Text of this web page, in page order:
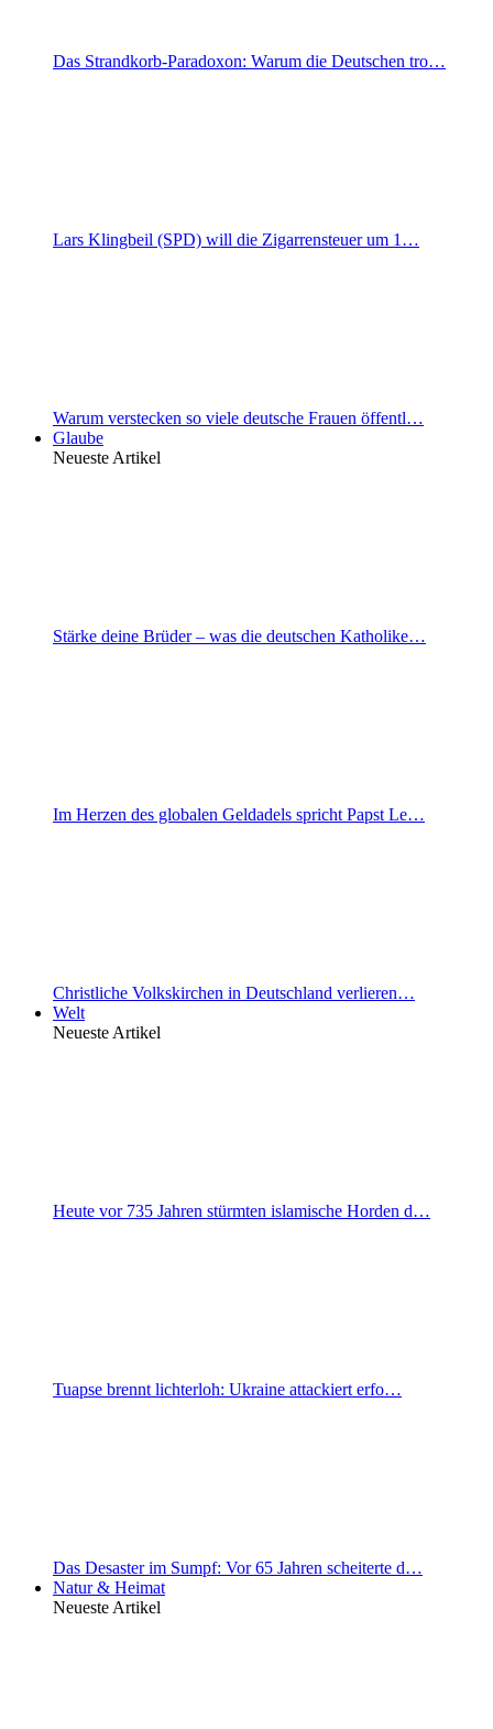
Das Strandkorb-Paradoxon: Warum die Deutschen tro…
Lars Klingbeil (SPD) will die Zigarrensteuer um 1…
Warum verstecken so viele deutsche Frauen öffentl…
Glaube
Neueste Artikel
Stärke deine Brüder – was die deutschen Katholike…
Im Herzen des globalen Geldadels spricht Papst Le…
Christliche Volkskirchen in Deutschland verlieren…
Welt
Neueste Artikel
Heute vor 735 Jahren stürmten islamische Horden d…
Tuapse brennt lichterloh: Ukraine attackiert erfo…
Das Desaster im Sumpf: Vor 65 Jahren scheiterte d…
Natur & Heimat
Neueste Artikel